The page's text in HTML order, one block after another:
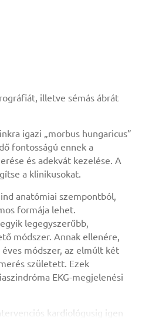
illetve sémás ábrát
igazi „morbus hungaricus”
fontosságú ennek a
és adekvát kezelése. A
a klinikusokat.
anatómiai szempontból,
formája lehet.
legegyszerűbb,
módszer. Annak ellenére,
módszer, az elmúlt két
született. Ezek
EKG-megjelenési
kardiológusig igen
akut coronariaszindróma